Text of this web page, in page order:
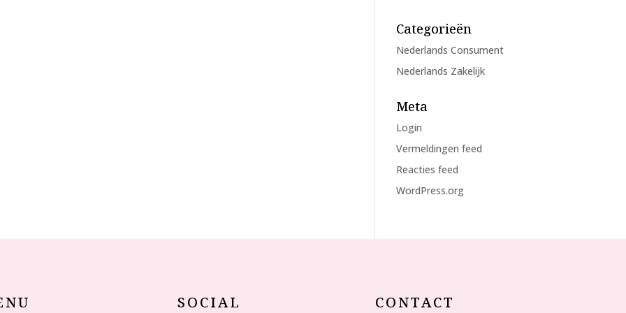
Categorieën
Nederlands Consument
Nederlands Zakelijk
Meta
Login
Vermeldingen feed
Reacties feed
WordPress.org
SOCIAL CONTACT